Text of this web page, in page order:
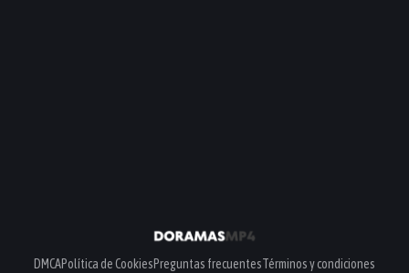
DMCAPolítica de CookiesPreguntas frecuentesTérminos y condiciones